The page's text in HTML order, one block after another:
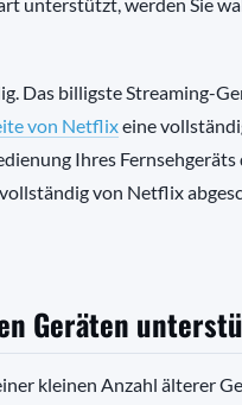
Das billigste Streaming-
von Netflixeine
Ihres
von Netflix
Geräten
kleinen Anzahl älterer